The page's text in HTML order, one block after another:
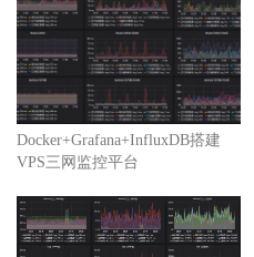
Docker+Grafana+InfluxDB搭建
VPS三网监控平台